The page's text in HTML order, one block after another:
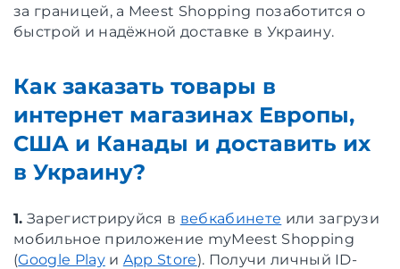
за границей, а Meest Shopping позаботится о
быстрой и надёжной доставке в Украину.
Как заказать товары в
интернет магазинах Европы,
США и Канады и доставить их
в Украину?
1. Зарегистрируйся в вебкабинете или загрузи
мобильное приложение myMeest Shopping
(Google Playи App Store). Получи личный ID-